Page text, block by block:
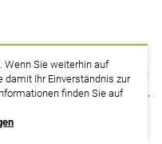
Wenn Sie weiterhin auf
damit Ihr Einverständnis zur
finden Sie auf
der